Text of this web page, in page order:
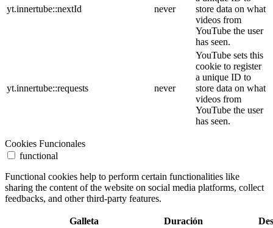
yt.innertube::nextId never
store data on what
videos from
YouTube the user
has seen.
yt.innertube::requests never
YouTube sets this
cookie to register
a unique ID to
store data on what
videos from
YouTube the user
has seen.
Cookies Funcionales
functional
Functional cookies help to perform certain functionalities like
sharing the content of the website on social media platforms, collect
feedbacks, and other third-party features.
Galleta Duración